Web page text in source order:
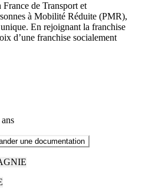
de Transport et
à Mobilité Réduite (PMR),
En rejoignant la franchise
d’une franchise socialement
une documentation